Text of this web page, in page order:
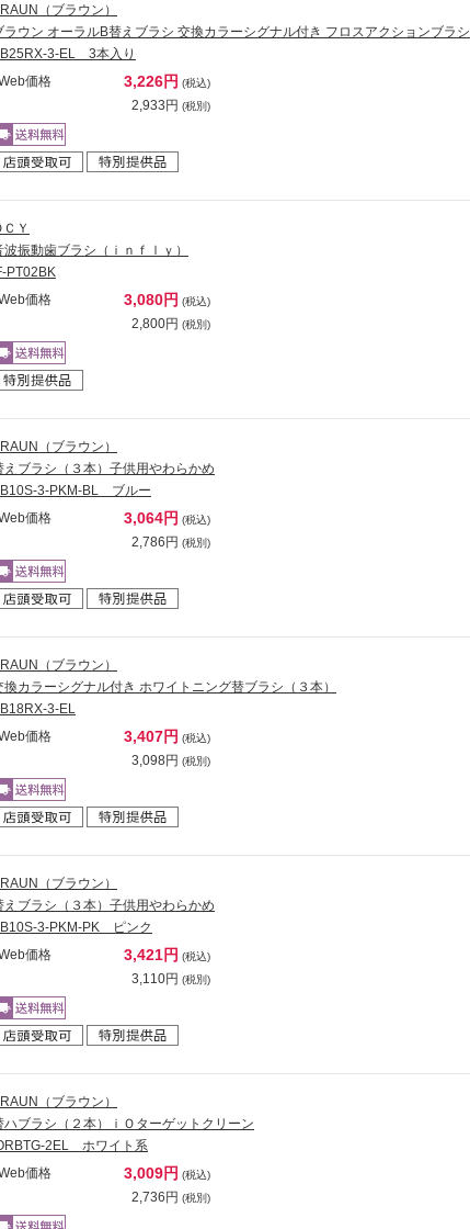
（ブラウン）
ラウン オーラルB替えブラシ 交換カラーシグナル付き フロスアクションブラシ
3-EL 3本入り
価格
3,226円 (税込)
2,933円 (税別)
ＣＹ
波振動歯ブラシ（ｉｎｆｌｙ）
PT02BK
価格
3,080円 (税込)
2,800円 (税別)
（ブラウン）
えブラシ（３本）子供用やわらかめ
3-PKM-BL ブルー
価格
3,064円 (税込)
2,786円 (税別)
（ブラウン）
換カラーシグナル付き ホワイトニング替ブラシ（３本）
3-EL
価格
3,407円 (税込)
3,098円 (税別)
（ブラウン）
えブラシ（３本）子供用やわらかめ
3-PKM-PK ピンク
価格
3,421円 (税込)
3,110円 (税別)
（ブラウン）
ハブラシ（２本）ｉＯターゲットクリーン
2EL ホワイト系
価格
3,009円 (税込)
2,736円 (税別)